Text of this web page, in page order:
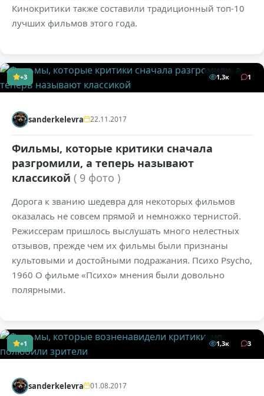
Кинокритики также составили традиционный топ-10
лучших фильмов этого года.
+3 1,3к 1
sanderkelevra 22.11.2017
Фильмы, которые критики сначала
разгромили, а теперь называют
классикой ( 9 фото )
Дорога к званию шедевра для некоторых фильмов
оказалась не совсем прямой и немножко тернистой.
Режиссерам пришлось выслушать много нелестных
отзывов, прежде чем их фильмы были признаны
культовыми и достойными подражания. Психо Psycho,
1960 О фильме «Психо» мнения были довольно
полярными.
+1 1,3к 3
sanderkelevra 01.08.2017